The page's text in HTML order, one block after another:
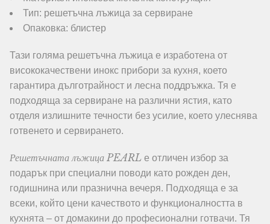
Тип: решетъчна лъжица за сервиране
Опаковка: блистер
Тази голяма решетъчна лъжица е изработена от
висококачествени инокс прибори за кухня, което
гарантира дълготрайност и лесна поддръжка. Тя е
подходяща за сервиране на различни ястия, като
отделя излишните течности без усилие, което улеснява
готвенето и сервирането.
Решетъчната лъжица PEARL е отличен избор за
подарък при специални поводи като рожден ден,
годишнина или празнична вечеря. Подходяща е за
всеки, който цени качеството и функционалността в
кухнята – от домакини до професионални готвачи. Тя